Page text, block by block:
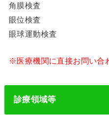
角膜検査
眼位検査
眼球運動検査
※医療機関に直接お問い合
診療領域等